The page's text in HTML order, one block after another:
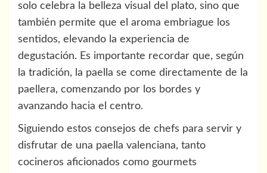
solo celebra la belleza visual del plato, sino que
también permite que el aroma embriague los
sentidos, elevando la experiencia de
degustación. Es importante recordar que, según
la tradición, la paella se come directamente de la
paellera, comenzando por los bordes y
avanzando hacia el centro.
Siguiendo estos consejos de chefs para servir y
disfrutar de una paella valenciana, tanto
cocineros aficionados como gourmets